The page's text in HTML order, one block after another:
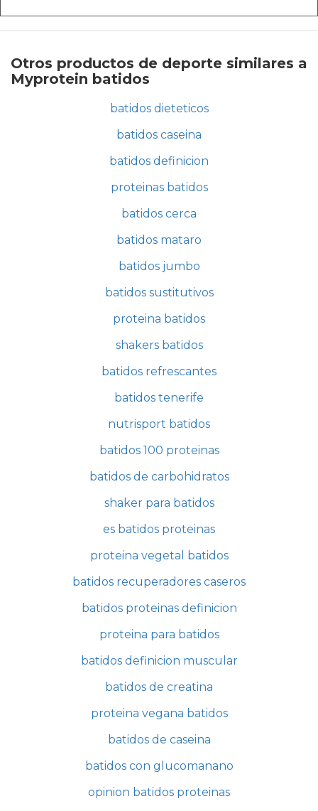
Otros productos de deporte similares a
Myprotein batidos
batidos dieteticos
batidos caseina
batidos definicion
proteinas batidos
batidos cerca
batidos mataro
batidos jumbo
batidos sustitutivos
proteina batidos
shakers batidos
batidos refrescantes
batidos tenerife
nutrisport batidos
batidos 100 proteinas
batidos de carbohidratos
shaker para batidos
es batidos proteinas
proteina vegetal batidos
batidos recuperadores caseros
batidos proteinas definicion
proteina para batidos
batidos definicion muscular
batidos de creatina
proteina vegana batidos
batidos de caseina
batidos con glucomanano
opinion batidos proteinas